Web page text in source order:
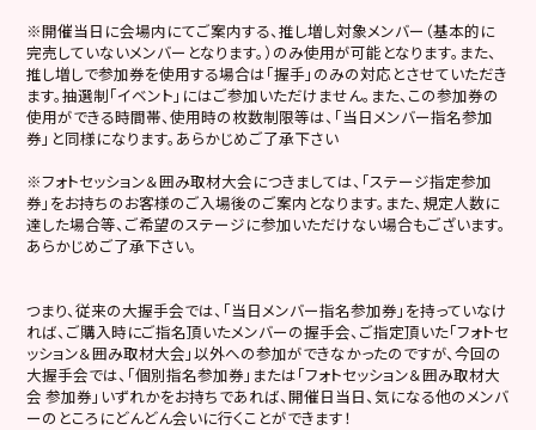
※開催当日に会場内にてご案内する、推し増し対象メンバー（基本的に
完売していないメンバーとなります。）のみ使用が可能となります。また、
推し増しで参加券を使用する場合は「握手」のみの対応とさせていただき
ます。抽選制「イベント」にはご参加いただけません。また、この参加券の
使用ができる時間帯、使用時の枚数制限等は、「当日メンバー指名参加
券」と同様になります。あらかじめご了承下さい
※フォトセッション＆囲み取材大会につきましては、「ステージ指定参加
券」をお持ちのお客様のご入場後のご案内となります。また、規定人数に
達した場合等、ご希望のステージに参加いただけない場合もございます。
あらかじめご了承下さい。
つまり、従来の大握手会では、「当日メンバー指名参加券」を持っていなけ
れば、ご購入時にご指名頂いたメンバーの握手会、ご指定頂いた「フォトセ
ッション＆囲み取材大会」以外への参加ができなかったのですが、今回の
大握手会では、「個別指名参加券」または「フォトセッション＆囲み取材大
会 参加券」いずれかをお持ちであれば、開催日当日、気になる他のメンバ
ーのところにどんどん会いに行くことができます！